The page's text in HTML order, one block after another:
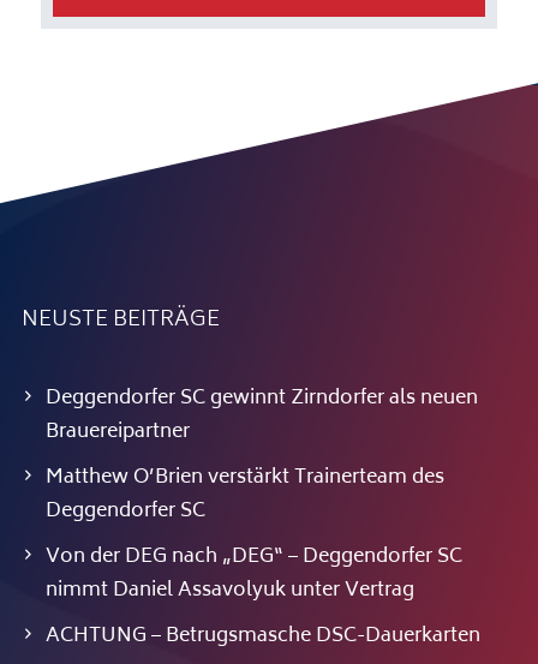
NEUSTE BEITRÄGE
Deggendorfer SC gewinnt Zirndorfer als neuen
Brauereipartner
Matthew O’Brien verstärkt Trainerteam des
Deggendorfer SC
Von der DEG nach „DEG“ – Deggendorfer SC
nimmt Daniel Assavolyuk unter Vertrag
ACHTUNG – Betrugsmasche DSC-Dauerkarten